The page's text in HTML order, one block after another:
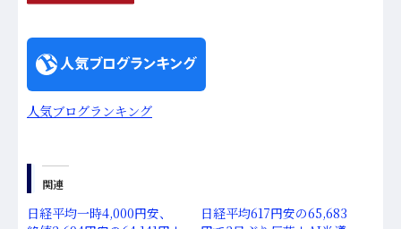
人気ブログランキング
関連
日経平均一時4,000円安、
日経平均617円安の65,683